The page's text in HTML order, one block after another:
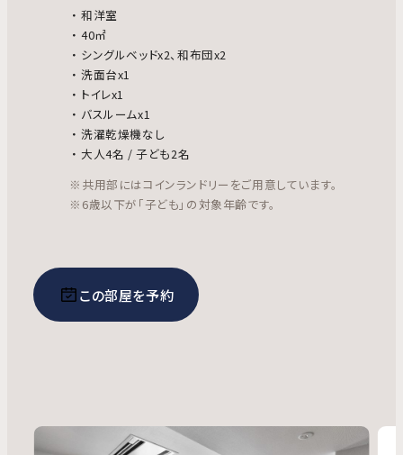
和洋室
40㎡
シングルベッドx2、和布団x2
洗面台x1
トイレx1
バスルームx1
洗濯乾燥機なし
大人4名 / 子ども2名
※共用部にはコインランドリーをご用意しています。
※6歳以下が「子ども」の対象年齢です。
この部屋を予約